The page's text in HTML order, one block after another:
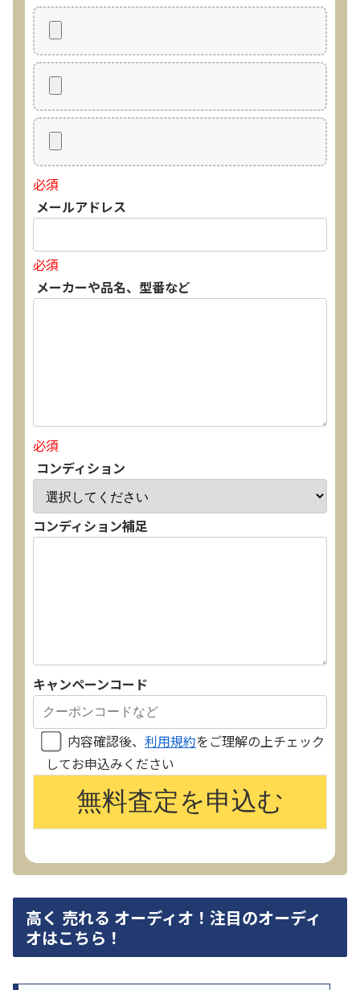
必須
メールアドレス
必須
メーカーや品名、型番など
必須
コンディション
コンディション補足
キャンペーンコード
内容確認後、 利用規約をご理解の上チェック
してお申込みください
高く 売れる オーディオ！注目のオーディ
オはこちら！